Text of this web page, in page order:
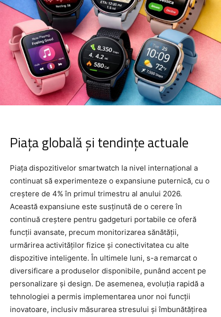
Piața globală și tendințe actuale
Piața dispozitivelor smartwatch la nivel internațional a
continuat să experimenteze o expansiune puternică, cu o
creștere de 4% în primul trimestru al anului 2026.
Această expansiune este susținută de o cerere în
continuă creștere pentru gadgeturi portabile ce oferă
funcții avansate, precum monitorizarea sănătății,
urmărirea activităților fizice și conectivitatea cu alte
dispozitive inteligente. În ultimele luni, s-a remarcat o
diversificare a produselor disponibile, punând accent pe
personalizare și design. De asemenea, evoluția rapidă a
tehnologiei a permis implementarea unor noi funcții
inovatoare, inclusiv măsurarea stresului și îmbunătățirea